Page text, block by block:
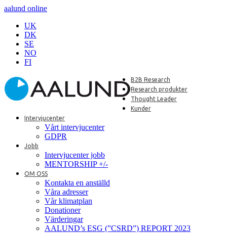
aalund online
UK
DK
SE
NO
FI
B2B Research
Research produkter
Thought Leader
Kunder
Intervjucenter
Vårt intervjucenter
GDPR
Jobb
Intervjucenter jobb
MENTORSHIP +/-
OM OSS
Kontakta en anställd
Våra adresser
Vår klimatplan
Donationer
Värderingar
AALUND’s ESG (”CSRD”) REPORT 2023